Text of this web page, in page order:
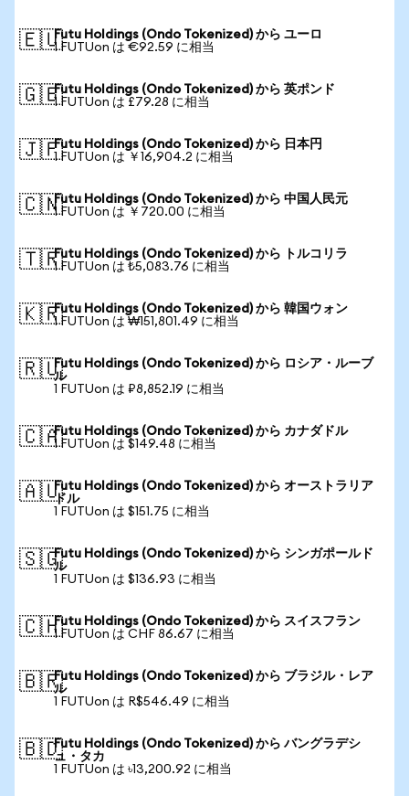
🇪🇺Futu Holdings (Ondo Tokenized) から ユーロ
1 FUTUon は €92.59 に相当
🇬🇧Futu Holdings (Ondo Tokenized) から 英ポンド
1 FUTUon は £79.28 に相当
🇯🇵Futu Holdings (Ondo Tokenized) から 日本円
1 FUTUon は ￥16,904.2 に相当
🇨🇳Futu Holdings (Ondo Tokenized) から 中国人民元
1 FUTUon は ￥720.00 に相当
🇹🇷Futu Holdings (Ondo Tokenized) から トルコリラ
1 FUTUon は ₺5,083.76 に相当
🇰🇷Futu Holdings (Ondo Tokenized) から 韓国ウォン
1 FUTUon は ₩151,801.49 に相当
🇷🇺Futu Holdings (Ondo Tokenized) から ロシア・ルーブ
ル
1 FUTUon は ₽8,852.19 に相当
🇨🇦Futu Holdings (Ondo Tokenized) から カナダドル
1 FUTUon は $149.48 に相当
🇦🇺Futu Holdings (Ondo Tokenized) から オーストラリア
ドル
1 FUTUon は $151.75 に相当
🇸🇬Futu Holdings (Ondo Tokenized) から シンガポールド
ル
1 FUTUon は $136.93 に相当
🇨🇭Futu Holdings (Ondo Tokenized) から スイスフラン
1 FUTUon は CHF 86.67 に相当
🇧🇷Futu Holdings (Ondo Tokenized) から ブラジル・レア
ル
1 FUTUon は R$546.49 に相当
🇧🇩Futu Holdings (Ondo Tokenized) から バングラデシ
ュ・タカ
1 FUTUon は ৳13,200.92 に相当